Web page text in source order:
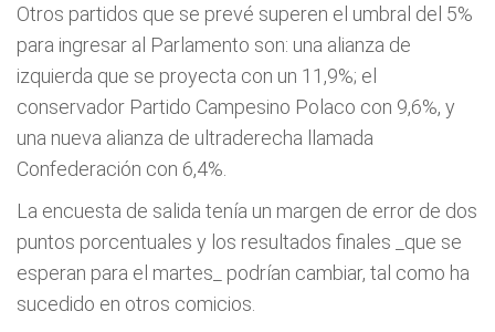
Otros partidos que se prevé superen el umbral del 5%
para ingresar al Parlamento son: una alianza de
izquierda que se proyecta con un 11,9%; el
conservador Partido Campesino Polaco con 9,6%, y
una nueva alianza de ultraderecha llamada
Confederación con 6,4%.
La encuesta de salida tenía un margen de error de dos
puntos porcentuales y los resultados finales _que se
esperan para el martes_ podrían cambiar, tal como ha
sucedido en otros comicios.